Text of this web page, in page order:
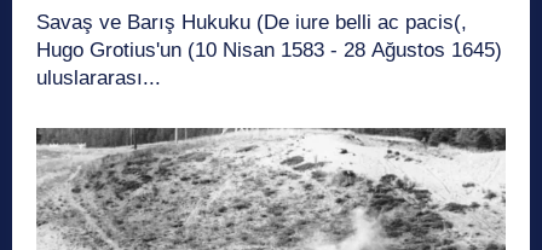
Savaş ve Barış Hukuku (De iure belli ac pacis(,
Hugo Grotius'un (10 Nisan 1583 - 28 Ağustos 1645)
uluslararası...